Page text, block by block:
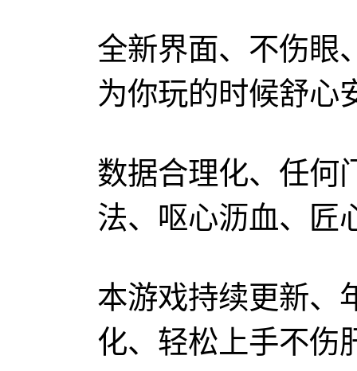
全新界面、不伤眼
为你玩的时候舒心
数据合理化、任何
法、呕心沥血、匠
本游戏持续更新、
化、轻松上手不伤